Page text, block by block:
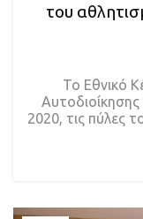
του
Το Εθνικό
Αυτοδιοίκησης
2020, τις πύλες